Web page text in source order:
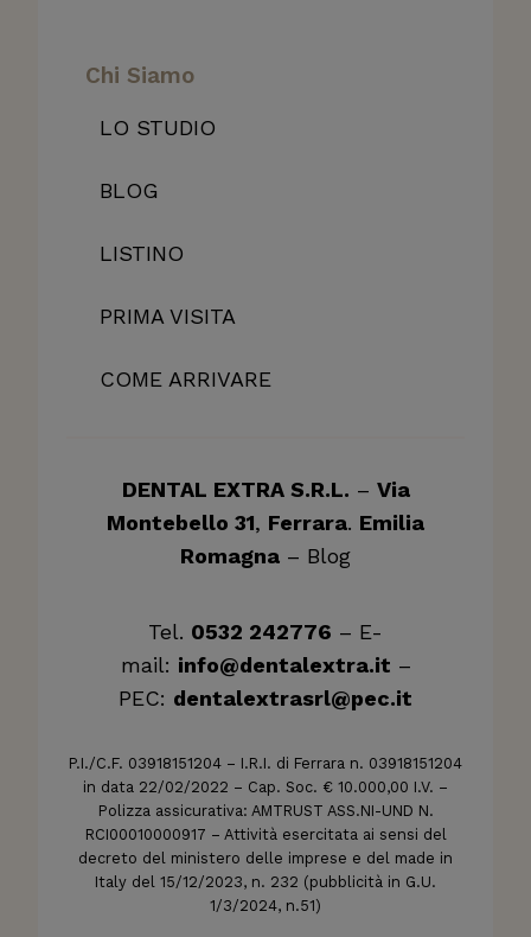
Chi Siamo
LO STUDIO
BLOG
LISTINO
PRIMA VISITA
COME ARRIVARE
DENTAL EXTRA S.R.L. – Via
Montebello 31, Ferrara. Emilia
Romagna – Blog
Tel. 0532 242776 – E-
mail: info@dentalextra.it –
PEC: dentalextrasrl@pec.it
P.I./C.F. 03918151204 – I.R.I. di Ferrara n. 03918151204
in data 22/02/2022 – Cap. Soc. € 10.000,00 I.V. –
Polizza assicurativa: AMTRUST ASS.NI-UND N.
RCI00010000917 – Attività esercitata ai sensi del
decreto del ministero delle imprese e del made in
Italy del 15/12/2023, n. 232 (pubblicità in G.U.
1/3/2024, n.51)